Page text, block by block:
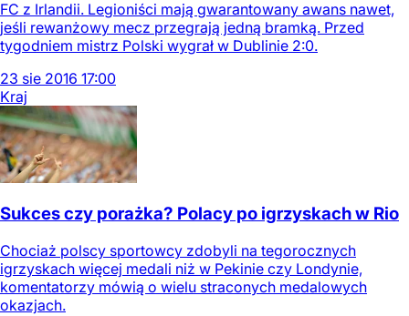
FC z Irlandii. Legioniści mają gwarantowany awans nawet,
jeśli rewanżowy mecz przegrają jedną bramką. Przed
tygodniem mistrz Polski wygrał w Dublinie 2:0.
23 sie 2016 17:00
Kraj
Sukces czy porażka? Polacy po igrzyskach w Rio
Chociaż polscy sportowcy zdobyli na tegorocznych
igrzyskach więcej medali niż w Pekinie czy Londynie,
komentatorzy mówią o wielu straconych medalowych
okazjach.